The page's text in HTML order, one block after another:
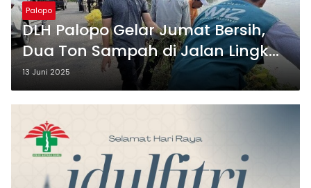
Palopo
DLH Palopo Gelar Jumat Bersih,
Dua Ton Sampah di Jalan Lingkar
Diangkut
13 Juni 2025